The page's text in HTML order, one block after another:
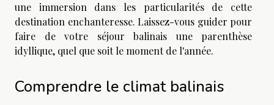
une immersion dans les particularités de cette
destination enchanteresse. Laissez-vous guider pour
faire de votre séjour balinais une parenthèse
idyllique, quel que soit le moment de l'année.
Comprendre le climat balinais